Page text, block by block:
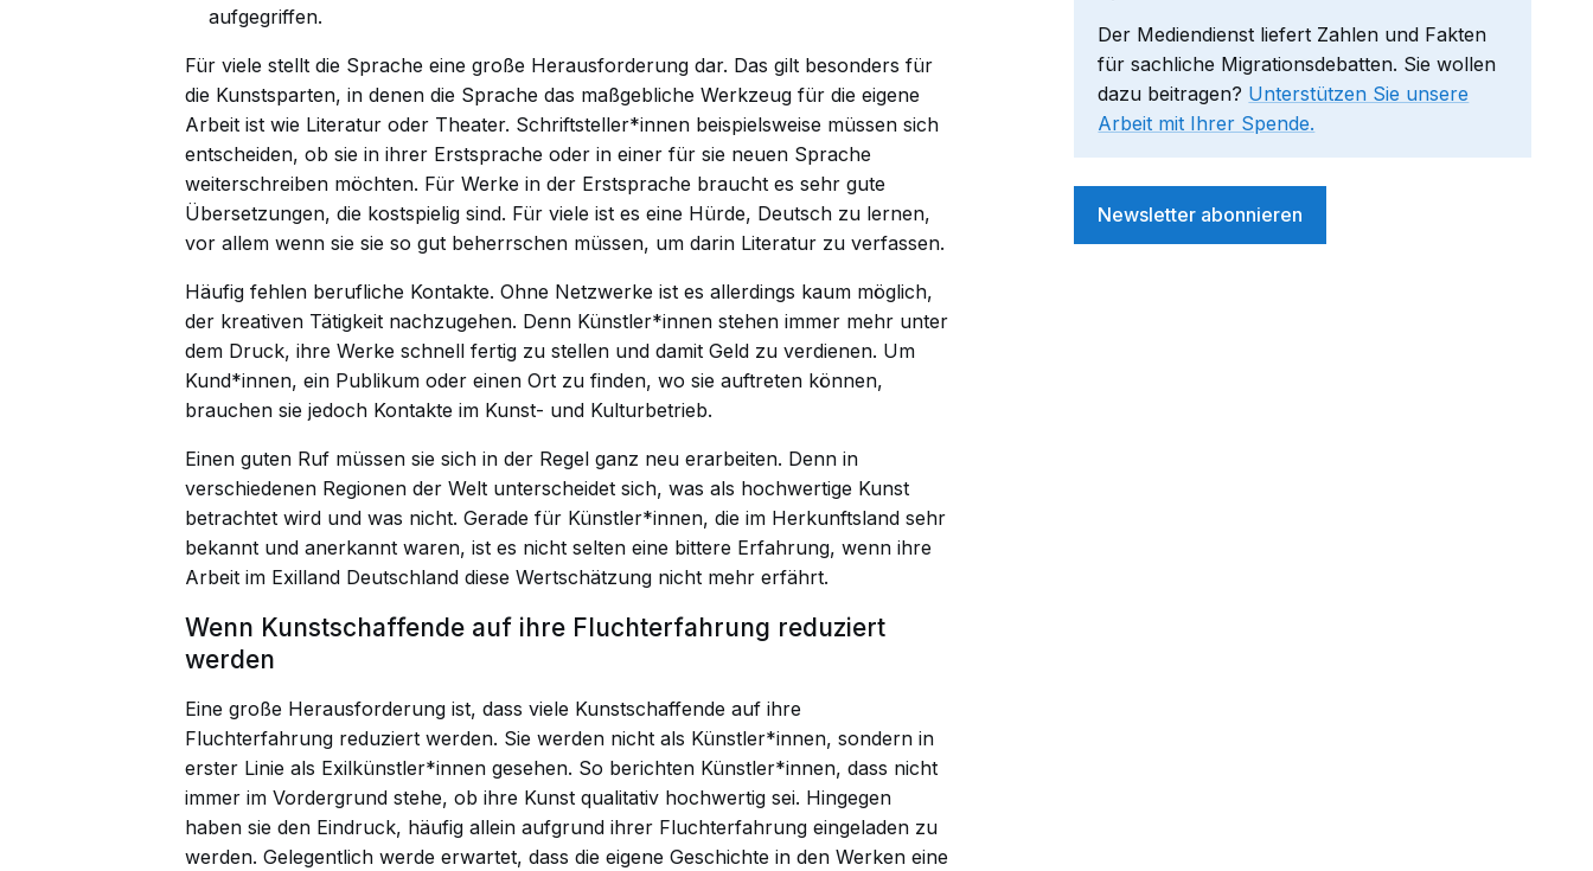
aufgegriffen.
Für viele stellt die Sprache eine große Herausforderung dar. Das gilt besonders für
die Kunstsparten, in denen die Sprache das maßgebliche Werkzeug für die eigene
Arbeit ist wie Literatur oder Theater. Schriftsteller*innen beispielsweise müssen sich
entscheiden, ob sie in ihrer Erstsprache oder in einer für sie neuen Sprache
weiterschreiben möchten. Für Werke in der Erstsprache braucht es sehr gute
Übersetzungen, die kostspielig sind. Für viele ist es eine Hürde, Deutsch zu lernen,
vor allem wenn sie sie so gut beherrschen müssen, um darin Literatur zu verfassen.
Häufig fehlen berufliche Kontakte. Ohne Netzwerke ist es allerdings kaum möglich,
der kreativen Tätigkeit nachzugehen. Denn Künstler*innen stehen immer mehr unter
dem Druck, ihre Werke schnell fertig zu stellen und damit Geld zu verdienen. Um
Kund*innen, ein Publikum oder einen Ort zu finden, wo sie auftreten können,
brauchen sie jedoch Kontakte im Kunst- und Kulturbetrieb.
Einen guten Ruf müssen sie sich in der Regel ganz neu erarbeiten. Denn in
verschiedenen Regionen der Welt unterscheidet sich, was als hochwertige Kunst
betrachtet wird und was nicht. Gerade für Künstler*innen, die im Herkunftsland sehr
bekannt und anerkannt waren, ist es nicht selten eine bittere Erfahrung, wenn ihre
Arbeit im Exilland Deutschland diese Wertschätzung nicht mehr erfährt.
Wenn Kunstschaffende auf ihre Fluchterfahrung reduziert
werden
Eine große Herausforderung ist, dass viele Kunstschaffende auf ihre
Fluchterfahrung reduziert werden. Sie werden nicht als Künstler*innen, sondern in
erster Linie als Exilkünstler*innen gesehen. So berichten Künstler*innen, dass nicht
immer im Vordergrund stehe, ob ihre Kunst qualitativ hochwertig sei. Hingegen
haben sie den Eindruck, häufig allein aufgrund ihrer Fluchterfahrung eingeladen zu
werden. Gelegentlich werde erwartet, dass die eigene Geschichte in den Werken eine
Der Mediendienst liefert Zahlen und Fakten
für sachliche Migrationsdebatten. Sie wollen
dazu beitragen? Unterstützen Sie unsere
Arbeit mit Ihrer Spende.
Newsletter abonnieren